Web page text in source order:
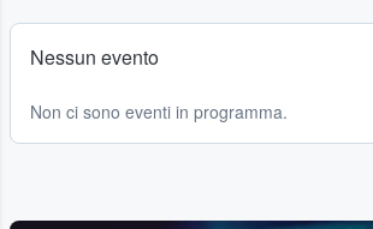
Nessun evento
Non ci sono eventi in programma.